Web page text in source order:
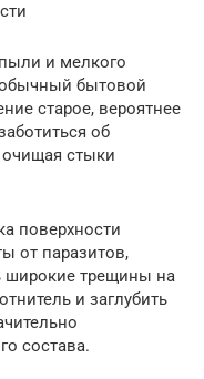
и мелкого
обычный бытовой
старое, вероятнее
об
очищая стыки
поверхности
от паразитов,
широкие трещины на
и заглубить
состава.